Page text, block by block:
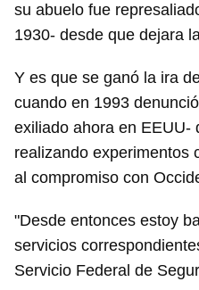
Guardar como favorito
Para poder guardar como
iniciar sesión con tu
INICIAR
su abuelo fue
1930- desde que dejara
Y es que se ganó la ira
cuando en 1993
exiliado ahora en EEUU-
realizando experimentos
al compromiso con
"Desde entonces estoy
servicios
Servicio Federal de